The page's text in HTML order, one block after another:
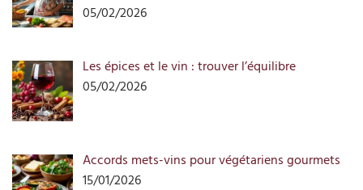
05/02/2026
Les épices et le vin : trouver l’équilibre
05/02/2026
Accords mets-vins pour végétariens gourmets
15/01/2026